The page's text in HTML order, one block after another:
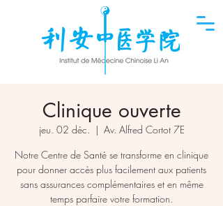
Clinique ouverte
jeu. 02 déc.
  |
Av. Alfred Cortot 7E
Notre Centre de Santé se transforme en clinique
pour donner accès plus facilement aux patients
sans assurances complémentaires et en même
temps parfaire votre formation.